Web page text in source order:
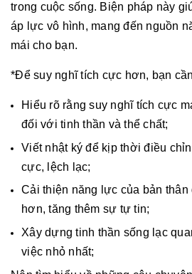
trong cuộc sống. Biện pháp này
áp lực vô hình, mang đến nguồn
mái cho bạn.
*Để suy nghĩ tích cực hơn, bạn
Hiểu rõ rằng suy nghĩ tích cực
đối với tinh thần và thể chất;
Viết nhật ký để kịp thời điều
cực, lệch lạc;
Cải thiện năng lực của bản
hơn, tăng thêm sự tự tin;
Xây dựng tinh thần sống lạc
việc nhỏ nhất;